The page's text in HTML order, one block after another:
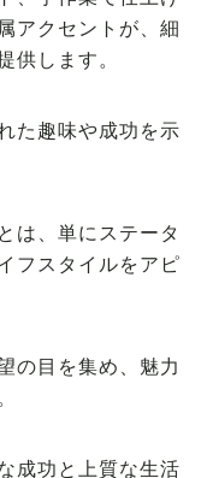
アクセントが、細
供します。
た趣味や成功を示
は、単にステータ
フスタイルをアピ
の目を集め、魅力
成功と上質な生活